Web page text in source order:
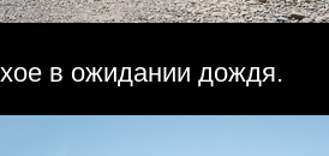
в ожидании дождя.